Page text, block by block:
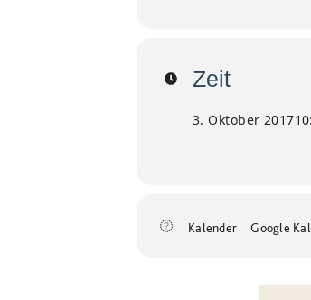
Zeit
3. Oktober 2017
Kalender Google